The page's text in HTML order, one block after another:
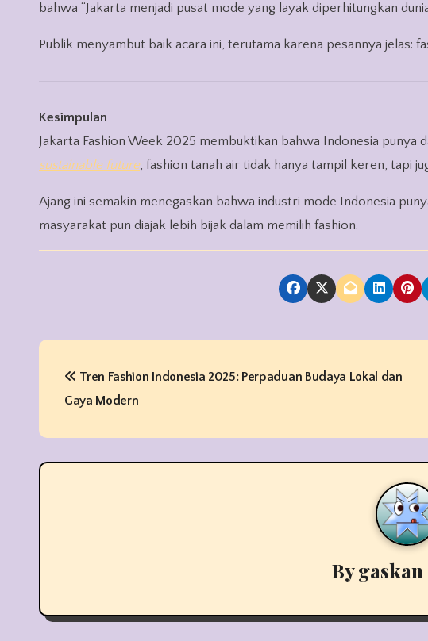
bahwa “Jakarta menjadi pusat mode yang layak diperhitungkan
Publik menyambut baik acara ini, terutama karena pesannya jelas:
Kesimpulan
Jakarta Fashion Week 2025 membuktikan bahwa Indonesia punya
sustainable future, fashion tanah air tidak hanya tampil keren, tapi
Ajang ini semakin menegaskan bahwa industri mode Indonesia
masyarakat pun diajak lebih bijak dalam memilih fashion.
P
t
g
Tren Fashion Indonesia 2025: Perpaduan Budaya Lokal dan
Gaya Modern
By